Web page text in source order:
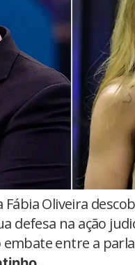
Fábia Oliveira
defesa na ação
embate entre a